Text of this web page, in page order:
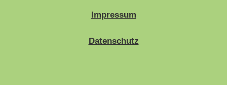
Impressum
Datenschutz